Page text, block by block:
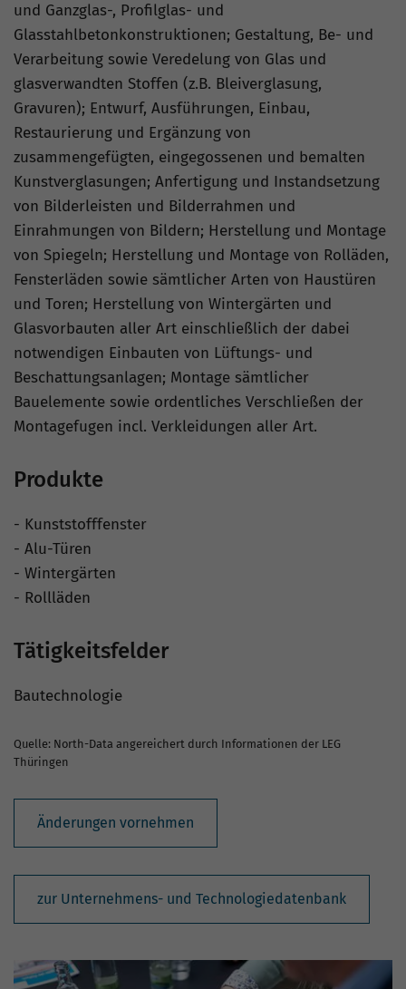
und Ganzglas-, Profilglas- und
Glasstahlbetonkonstruktionen; Gestaltung, Be- und
Verarbeitung sowie Veredelung von Glas und
glasverwandten Stoffen (z.B. Bleiverglasung,
Gravuren); Entwurf, Ausführungen, Einbau,
Restaurierung und Ergänzung von
zusammengefügten, eingegossenen und bemalten
Kunstverglasungen; Anfertigung und Instandsetzung
von Bilderleisten und Bilderrahmen und
Einrahmungen von Bildern; Herstellung und Montage
von Spiegeln; Herstellung und Montage von Rolläden,
Fensterläden sowie sämtlicher Arten von Haustüren
und Toren; Herstellung von Wintergärten und
Glasvorbauten aller Art einschließlich der dabei
notwendigen Einbauten von Lüftungs- und
Beschattungsanlagen; Montage sämtlicher
Bauelemente sowie ordentliches Verschließen der
Montagefugen incl. Verkleidungen aller Art.
Produkte
- Kunststofffenster
- Alu-Türen
- Wintergärten
- Rollläden
Tätigkeitsfelder
Bautechnologie
Quelle: North-Data angereichert durch Informationen der LEG
Thüringen
Änderungen vornehmen
zur Unternehmens- und Technologiedatenbank